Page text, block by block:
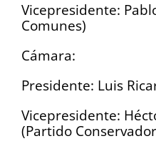
Vicepresidente:
Comunes)
Cámara:
Presidente: Luis
Vicepresidente:
(Partido